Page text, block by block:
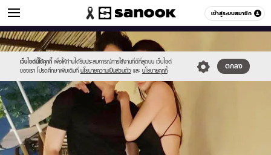
เข้าสู่ระบบสมาชิก
ข่าวบันเทิง หมวดอื่นๆ
เว็บไซต์นี้ใช้คุกกี้ เพื่อให้ท่านได้รับประสบการณ์การใช้งานที่ดีที่สุดบน เว็บไซต์
ของเรา โปรดศึกษาเพิ่มเติมที่ นโยบายความเป็นส่วนตัว และ นโยบายคุกกี้
ตกลง
Sanook
//s.isanook.com/sr/0/images/logo-
new-
sanook.png
600
60
//s.isanook.com/ns/0/ud/1164/5821754/2.jpg